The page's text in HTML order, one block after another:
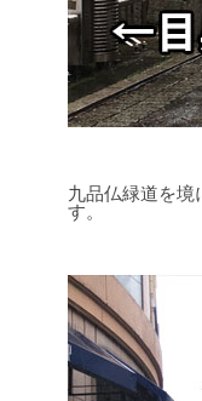
九品仏緑道を境
す。